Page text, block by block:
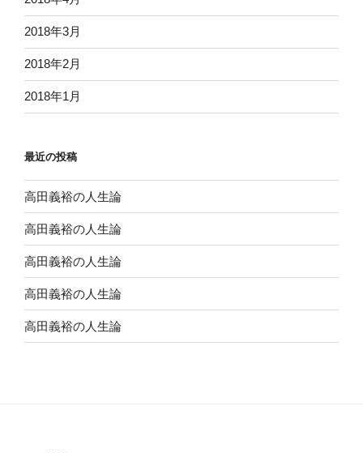
2018年3月
2018年2月
2018年1月
最近の投稿
高田義裕の人生論
高田義裕の人生論
高田義裕の人生論
高田義裕の人生論
高田義裕の人生論